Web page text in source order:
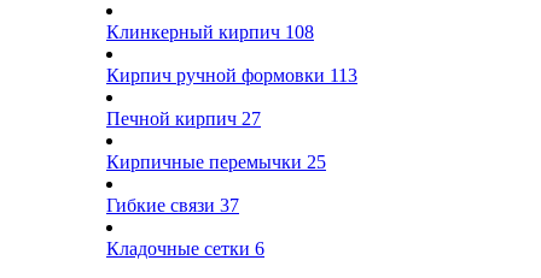
Клинкерный кирпич 108
Кирпич ручной формовки 113
Печной кирпич 27
Кирпичные перемычки 25
Гибкие связи 37
Кладочные сетки 6